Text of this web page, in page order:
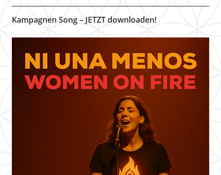
Kampagnen Song – JETZT downloaden!